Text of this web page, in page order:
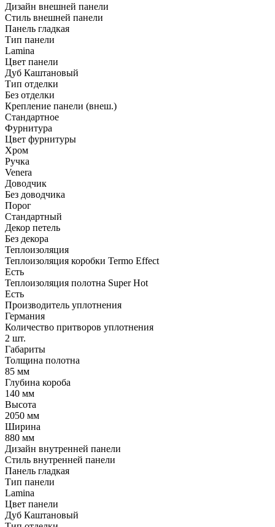
Дизайн внешней панели
Стиль внешней панели
Панель гладкая
Тип панели
Lamina
Цвет панели
Дуб Каштановый
Тип отделки
Без отделки
Крепление панели (внеш.)
Стандартное
Фурнитура
Цвет фурнитуры
Хром
Ручка
Venera
Доводчик
Без доводчика
Порог
Стандартный
Декор петель
Без декора
Теплоизоляция
Теплоизоляция коробки Termo Effect
Есть
Теплоизоляция полотна Super Нot
Есть
Производитель уплотнения
Германия
Количество притворов уплотнения
2 шт.
Габариты
Толщина полотна
85 мм
Глубина короба
140 мм
Высота
2050 мм
Ширина
880 мм
Дизайн внутренней панели
Стиль внутренней панели
Панель гладкая
Тип панели
Lamina
Цвет панели
Дуб Каштановый